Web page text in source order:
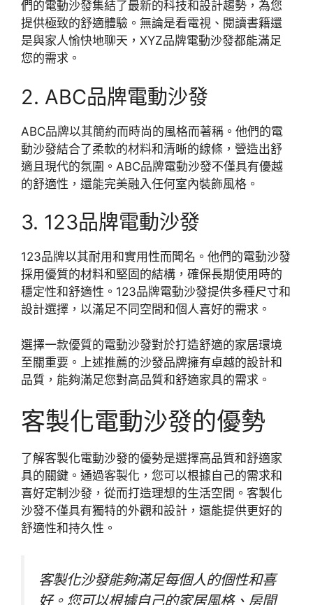
們的電動沙發集結了最新的科技和設計趨勢，為您
提供極致的舒適體驗。無論是看電視、閱讀書籍還
是與家人愉快地聊天，XYZ品牌電動沙發都能滿足
您的需求。
2. ABC品牌電動沙發
ABC品牌以其簡約而時尚的風格而著稱。他們的電
動沙發結合了柔軟的材料和清晰的線條，營造出舒
適且現代的氛圍。ABC品牌電動沙發不僅具有優越
的舒適性，還能完美融入任何室內裝飾風格。
3. 123品牌電動沙發
123品牌以其耐用和實用性而聞名。他們的電動沙發
採用優質的材料和堅固的結構，確保長期使用時的
穩定性和舒適性。123品牌電動沙發提供多種尺寸和
設計選擇，以滿足不同空間和個人喜好的需求。
選擇一款優質的電動沙發對於打造舒適的家居環境
至關重要。上述推薦的沙發品牌擁有卓越的設計和
品質，能夠滿足您對高品質和舒適家具的需求。
客製化電動沙發的優勢
了解客製化電動沙發的優勢是選擇高品質和舒適家
具的關鍵。通過客製化，您可以根據自己的需求和
喜好定制沙發，從而打造理想的生活空間。客製化
沙發不僅具有獨特的外觀和設計，還能提供更好的
舒適性和持久性。
客製化沙發能夠滿足每個人的個性和喜
好。您可以根據自己的家居風格、房間